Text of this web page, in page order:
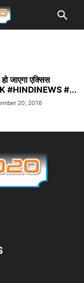
जाएगा एक्सिस
#HINDINEWS #...
20, 2016